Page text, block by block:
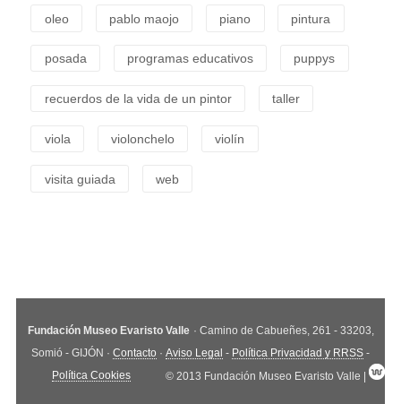
oleo pablo maojo piano pintura
posada programas educativos puppys
recuerdos de la vida de un pintor taller
viola violonchelo violín
visita guiada web
Fundación Museo Evaristo Valle · Camino de Cabueñes, 261 - 33203,
Somió - GIJÓN · Contacto · Aviso Legal - Política Privacidad y RRSS -
Política Cookies © 2013 Fundación Museo Evaristo Valle |